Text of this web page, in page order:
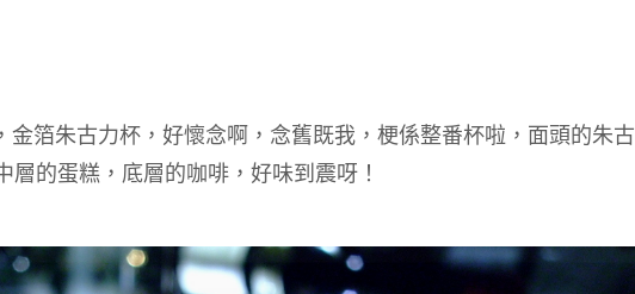
金箔朱古力杯，好懷念啊，念舊既我，梗係整番杯啦，面頭的朱古
層的蛋糕，底層的咖啡，好味到震呀！